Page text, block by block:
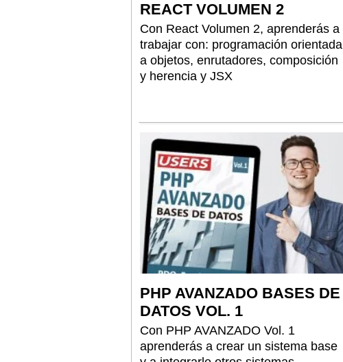
REACT VOLUMEN 2
Con React Volumen 2, aprenderás a
trabajar con: programación orientada
a objetos, enrutadores, composición
y herencia y JSX
PHP AVANZADO BASES DE
DATOS VOL. 1
Con PHP AVANZADO Vol. 1
aprenderás a crear un sistema base